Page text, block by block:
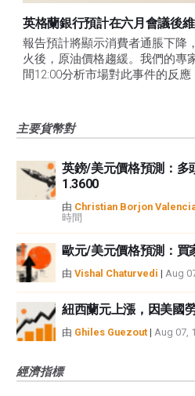
英格蘭銀行預計在六月會議後
報告預計將顯示消費者通脹下降
火後，原油價格趨緩。我們的專
間12:00分析市場對此事件的反應
主要貨幣對
英鎊/美元價格預測：多
1.3600
由 Christian Borjon
時間
歐元/美元價格預測：買
由 Vishal Chaturvedi | Aug
紐西蘭元上漲，因美國
由 Ghiles Guezout | Aug 07,
經濟指標